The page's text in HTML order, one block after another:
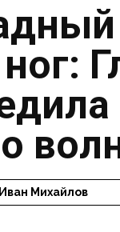
Иван Михайлов